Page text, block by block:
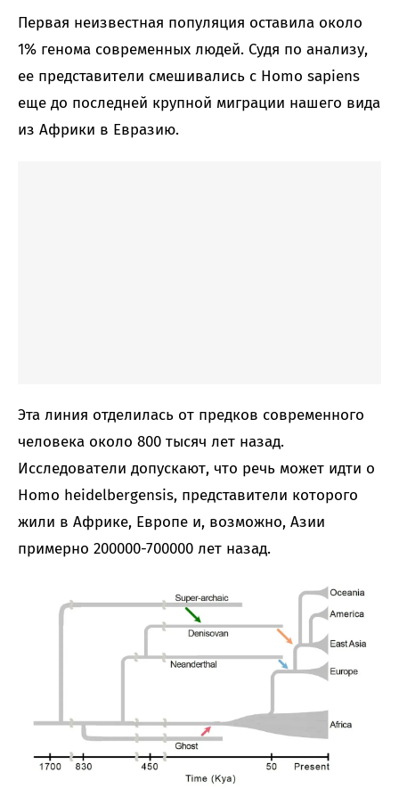
Первая неизвестная популяция оставила около
1% генома современных людей. Судя по анализу,
ее представители смешивались с Homo sapiens
еще до последней крупной миграции нашего вида
из Африки в Евразию.
Эта линия отделилась от предков современного
человека около 800 тысяч лет назад.
Исследователи допускают, что речь может идти о
Homo heidelbergensis, представители которого
жили в Африке, Европе и, возможно, Азии
примерно 200000-700000 лет назад.